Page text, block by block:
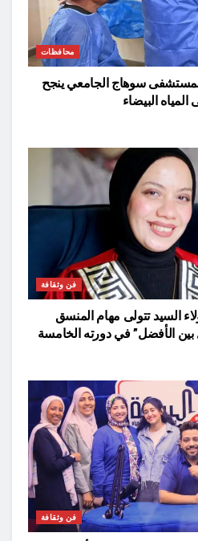
محافظات
سوهاج الجامعي ينجح
فن وثقافة
السيد تتولى مهام المنسق
بين الأفضل” في دورته الخامسة
فن وثقافة